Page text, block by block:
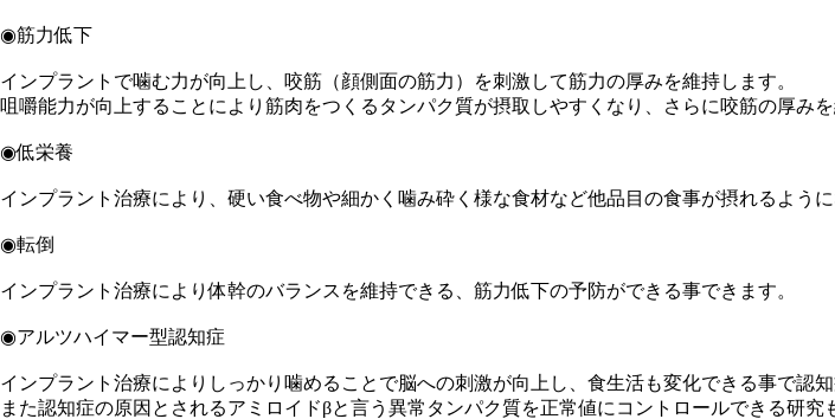
◉筋力低下
インプラントで噛む力が向上し、咬筋（顔側面の筋力）を刺激して筋力の厚みを維持します。
咀嚼能力が向上することにより筋肉をつくるタンパク質が摂取しやすくなり、さらに咬筋の厚み
◉低栄養
インプラント治療により、硬い食べ物や細かく噛み砕く様な食材など他品目の食事が摂れるよう
◉転倒
インプラント治療により体幹のバランスを維持できる、筋力低下の予防ができる事できます。
◉アルツハイマー型認知症
インプラント治療によりしっかり噛めることで脳への刺激が向上し、食生活も変化できる事で認知
また認知症の原因とされるアミロイドβと言う異常タンパク質を正常値にコントロールできる研究